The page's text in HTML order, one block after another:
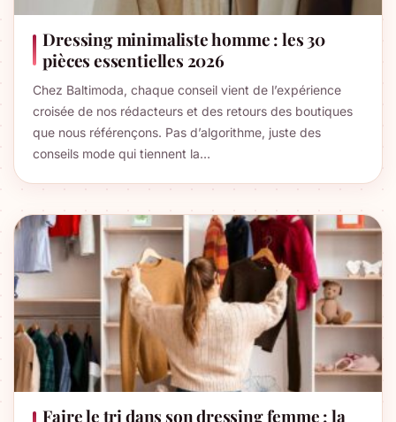
Dressing minimaliste homme : les 30
pièces essentielles 2026
Chez Baltimoda, chaque conseil vient de l’expérience
croisée de nos rédacteurs et des retours des boutiques
que nous référençons. Pas d’algorithme, juste des
conseils mode qui tiennent la…
Faire le tri dans son dressing femme : la